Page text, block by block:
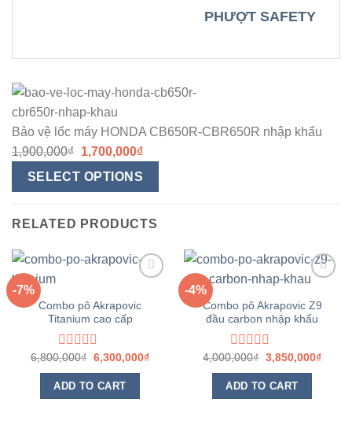
PHƯỢT SAFETY
xếp
hạng1.00
trong
số
5
sao
Bảo vệ lốc máy HONDA CB650R-CBR650R nhập khẩu
1,900,000₫ 1,700,000₫
SELECT OPTIONS
RELATED PRODUCTS
-7%
thích
Combo pô Akrapovic
Titanium cao cấp
Rated
0
out
of
6,800,000₫ 6,300,000₫
ADD TO CART
-4%
Yêu
thích
Combo pô Akrapovic Z9
đầu carbon nhập khẩu
Rated
0
out
of
4,000,000₫ 3,850,000₫
ADD TO CART